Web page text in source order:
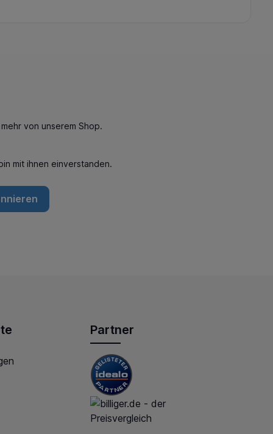
von unserem Shop.
mit ihnen einverstanden.
Partner